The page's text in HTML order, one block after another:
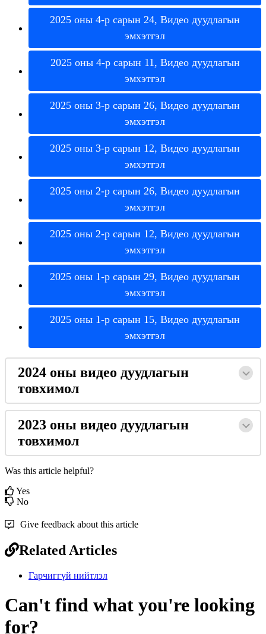
2025 оны 4-р сарын 24, Видео дуудлагын
эмхэтгэл
2025 оны 4-р сарын 11, Видео дуудлагын
эмхэтгэл
2025 оны 3-р сарын 26, Видео дуудлагын
эмхэтгэл
2025 оны 3-р сарын 12, Видео дуудлагын
эмхэтгэл
2025 оны 2-р сарын 26, Видео дуудлагын
эмхэтгэл
2025 оны 2-р сарын 12, Видео дуудлагын
эмхэтгэл
2025 оны 1-р сарын 29, Видео дуудлагын
эмхэтгэл
2025 оны 1-р сарын 15, Видео дуудлагын
эмхэтгэл
2024 оны видео дуудлагын
товхимол
2023 оны видео дуудлагын
товхимол
Was this article helpful?
Yes
No
Give feedback about this article
Related Articles
Гарчиггүй нийтлэл
Can't find what you're looking
for?